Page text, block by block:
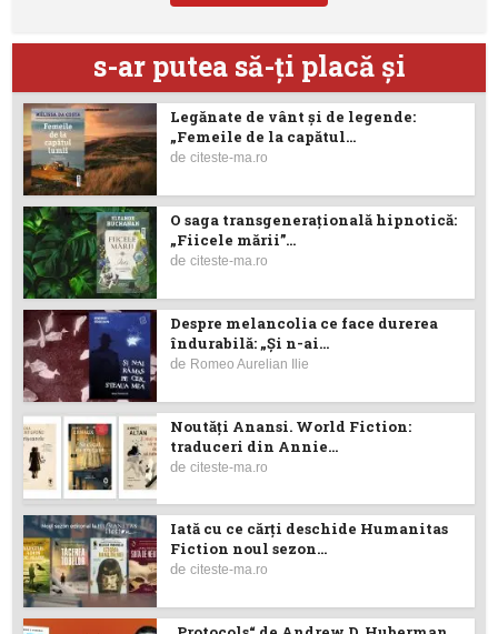
s-ar putea să-ţi placă şi
Legănate de vânt și de legende:
„Femeile de la capătul...
deciteste-ma.ro
O saga transgenerațională hipnotică:
„Fiicele mării”...
deciteste-ma.ro
Despre melancolia ce face durerea
îndurabilă: „Și n-ai...
de Romeo Aurelian Ilie
Noutăţi Anansi. World Fiction:
traduceri din Annie...
deciteste-ma.ro
Iată cu ce cărţi deschide Humanitas
Fiction noul sezon...
deciteste-ma.ro